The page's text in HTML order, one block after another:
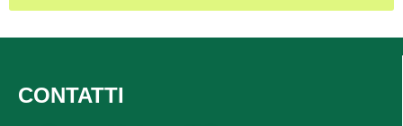
CONTATTI